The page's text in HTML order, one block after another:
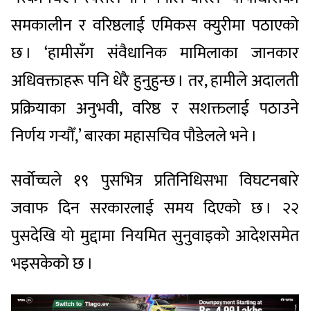
समकालीन र वरिष्ठलाई एमिकस क्युरीमा पठाएको
छ । ‘हामीसँग संवैधानिक मामिलाका जानकार
अधिवक्ताहरू पनि धेरै हुनुहुन्छ । तर, हामीले अदालती
प्रक्रियाका अनुभवी, वरिष्ठ र सशक्तलाई पठाउने
निर्णय गर्‍यौँ,’ बारका महासचिव पौडेलले भने ।
सर्वोच्चले १९ पुसभित्र प्रतिनिधिसभा विघटनबारे
जवाफ दिन सरकारलाई समय दिएको छ । २२
पुसदेखि यो मुद्दामा नियमित सुनुवाइको आदेशसमेत
भइसकेको छ ।